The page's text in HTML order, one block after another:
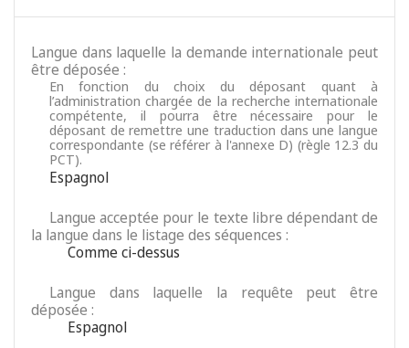
Langue dans laquelle la demande internationale peut
être déposée :
En fonction du choix du déposant quant à
l’administration chargée de la recherche internationale
compétente, il pourra être nécessaire pour le
déposant de remettre une traduction dans une langue
correspondante (se référer à l'annexe D) (règle 12.3 du
PCT).
Espagnol
Langue acceptée pour le texte libre dépendant de
la langue dans le listage des séquences :
Comme ci-dessus
Langue dans laquelle la requête peut être
déposée :
Espagnol